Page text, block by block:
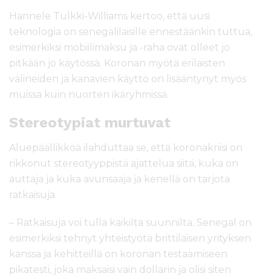
Hannele Tulkki-Williams kertoo, että uusi
teknologia on senegalilaisille ennestäänkin tuttua,
esimerkiksi mobiilimaksu ja -raha ovat olleet jo
pitkään jo käytössä. Koronan myötä erilaisten
välineiden ja kanavien käyttö on lisääntynyt myös
muissa kuin nuorten ikäryhmissä.
Stereotypiat murtuvat
Aluepäällikköä ilahduttaa se, että koronakriisi on
rikkonut stereotyyppistä ajattelua siitä, kuka on
auttaja ja kuka avunsaaja ja kenellä on tarjota
ratkaisuja.
– Ratkaisuja voi tulla kaikilta suunnilta. Senegal on
esimerkiksi tehnyt yhteistyötä brittiläisen yrityksen
kanssa ja kehitteillä on koronan testaamiseen
pikatesti, joka maksaisi vain dollarin ja olisi siten